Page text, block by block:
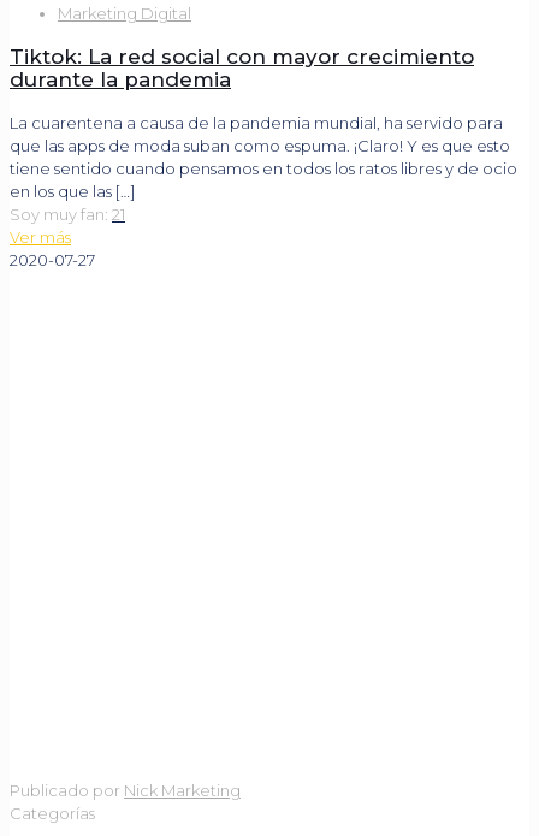
Marketing Digital
Tiktok: La red social con mayor crecimiento
durante la pandemia
La cuarentena a causa de la pandemia mundial, ha servido para
que las apps de moda suban como espuma. ¡Claro! Y es que esto
tiene sentido cuando pensamos en todos los ratos libres y de ocio
en los que las […]
Soy muy fan: 21
Ver más
2020-07-27
Publicado por Nick Marketing
Categorías